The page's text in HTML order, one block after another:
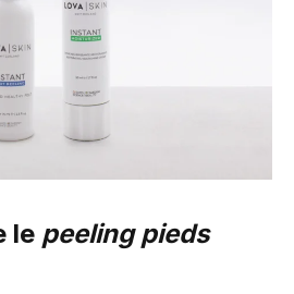
le peeling pieds